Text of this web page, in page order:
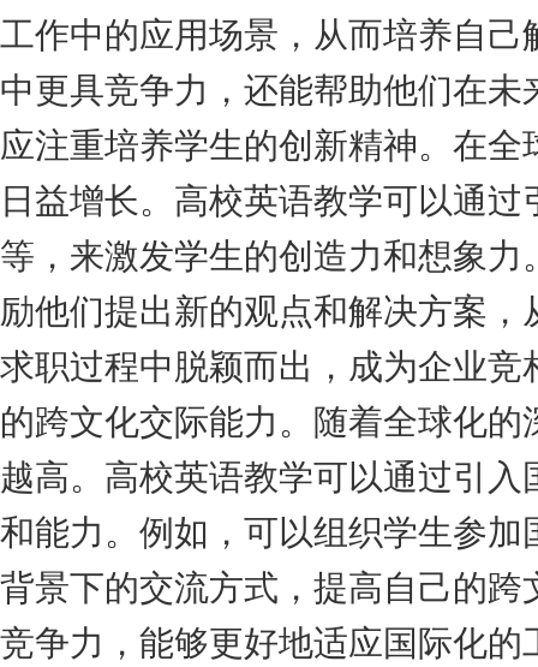
工作中的应用场景，从而培养自
中更具竞争力，还能帮助他们在
应注重培养学生的创新精神。在
日益增长。高校英语教学可以通
等，来激发学生的创造力和想象
励他们提出新的观点和解决方案
求职过程中脱颖而出，成为企业
的跨文化交际能力。随着全球化
越高。高校英语教学可以通过引
和能力。例如，可以组织学生参
背景下的交流方式，提高自己的
竞争力，能够更好地适应国际化的